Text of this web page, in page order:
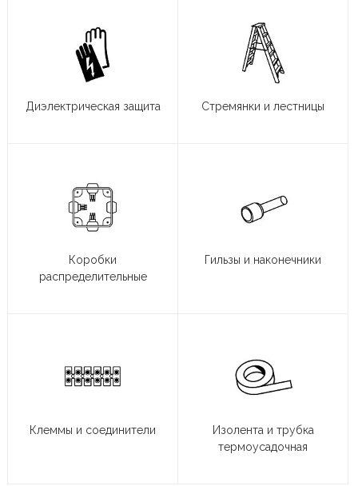
Диэлектрическая защита Стремянки и лестницы
Коробки
распределительные
Гильзы и наконечники
Клеммы и соединители
Изолента и трубка
термоусадочная